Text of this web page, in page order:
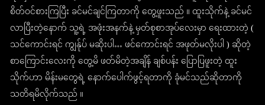
စိတ်ဝင်စားကြပြီး ခင်မင်ချင်ကြတာကို တွေ့ဖူးသည် ။ ထူးသိုက်နဲ့ ခင်မင်
လာပြီးတဲ့နောက် သူ့ရဲ့ အဖုံးအနက်နဲ့ မှတ်စုစာအုပ်လေးမှာ ရေးထားတဲ့ (
သင်ကောင်းရင် ကျွန်ုပ် မဆိုးပါ… ဖင်ကောင်းရင် အဖုတ်မလိုးပါ ) ဆိုတဲ့
စာကြောင်းလေးကို တွေ့မိ ဖတ်မိတဲ့အချိန် ချစ်ပန်း ပြောပြဖူးတဲ့ ထူး
သိုက်ဟာ မိန်းမတွေရဲ့ နောက်ပေါက်ဖွင့်ရတာကို ခုံမင်သည်ဆိုတာကို
သတိရမိလိုက်သည် ။